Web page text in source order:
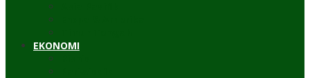
EKONOMI